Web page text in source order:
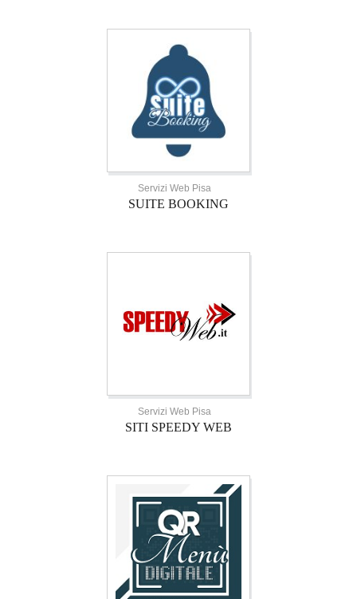
Servizi Web Pisa
SUITE BOOKING
Servizi Web Pisa
SITI SPEEDY WEB